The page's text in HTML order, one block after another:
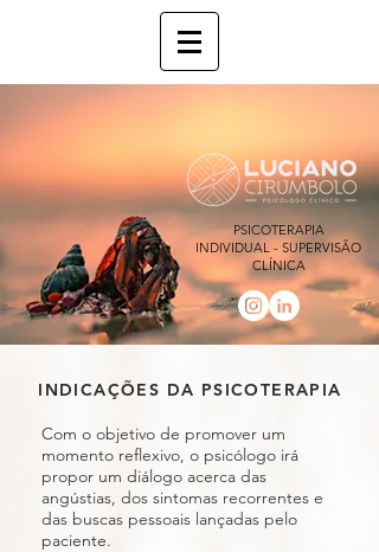
PSICOTERAPIA
INDIVIDUAL - SUPERVISÃO
CLÍNICA
INDICAÇÕES DA PSICOTERAPIA
Com o objetivo de promover um
momento reflexivo, o psicólogo irá
propor um diálogo acerca das
angústias, dos sintomas recorrentes e
das buscas pessoais lançadas pelo
paciente.